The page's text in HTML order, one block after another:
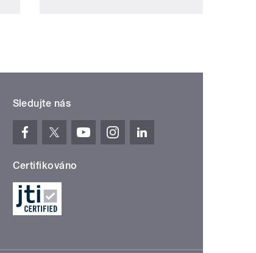
Sledujte nás
Certifikováno